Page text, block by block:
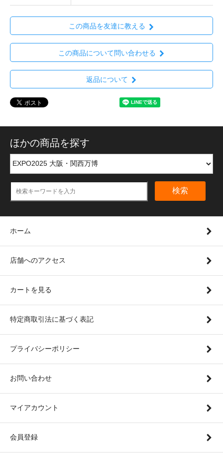
この商品を友達に教える
この商品について問い合わせる
返品について
ほかの商品を探す
検索
ホーム
店舗へのアクセス
カートを見る
特定商取引法に基づく表記
プライバシーポリシー
お問い合わせ
マイアカウント
会員登録